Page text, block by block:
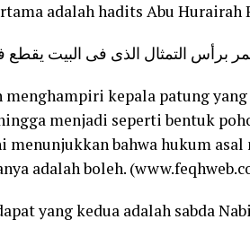
adalah hadits Abu Hurairah
برأس التمثال الذى فى البيت يقطع
menghampiri kepala patung
menjadi seperti bentuk
menunjukkan bahwa hukum
adalah boleh.
yang kedua adalah sabda